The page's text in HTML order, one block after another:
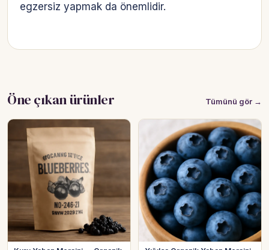
egzersiz yapmak da önemlidir.
Öne çıkan ürünler Tümünü gör →